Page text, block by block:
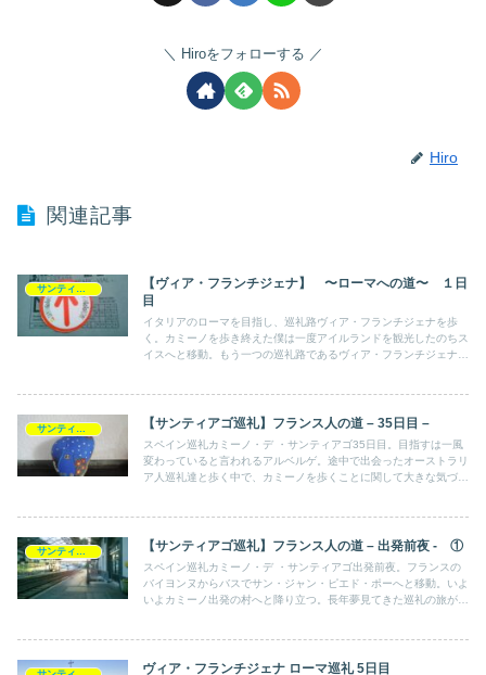
Hiroをフォローする
Hiro
関連記事
サンティアゴ巡礼記
【ヴィア・フランチジェナ】 〜ローマへの道〜 １日
目
イタリアのローマを目指し、巡礼路ヴィア・フランチジェナを歩
く。カミーノを歩き終えた僕は一度アイルランドを観光したのちス
イスへと移動。もう一つの巡礼路であるヴィア・フランチジェナを
サンティアゴ巡礼記 【サンティアゴ巡礼】フランス人の道 – 35日目 –
スペイン巡礼カミーノ・デ ・サンティアゴ35日目。目指すは一風
変わっていると言われるアルベルゲ。途中で出会ったオーストラリ
ア人巡礼達と歩く中で、カミーノを歩くことに関して大きな気づき
【サンティアゴ巡礼】フランス人の道 – 出発前夜 - ①
スペイン巡礼カミーノ・デ ・サンティアゴ出発前夜。フランスの
バイヨンヌからバスでサン・ジャン・ピエド・ポーへと移動。いよ
いよカミーノ出発の村へと降り立つ。長年夢見てきた巡礼の旅が今
ヴィア・フランチジェナ ローマ巡礼 5日目